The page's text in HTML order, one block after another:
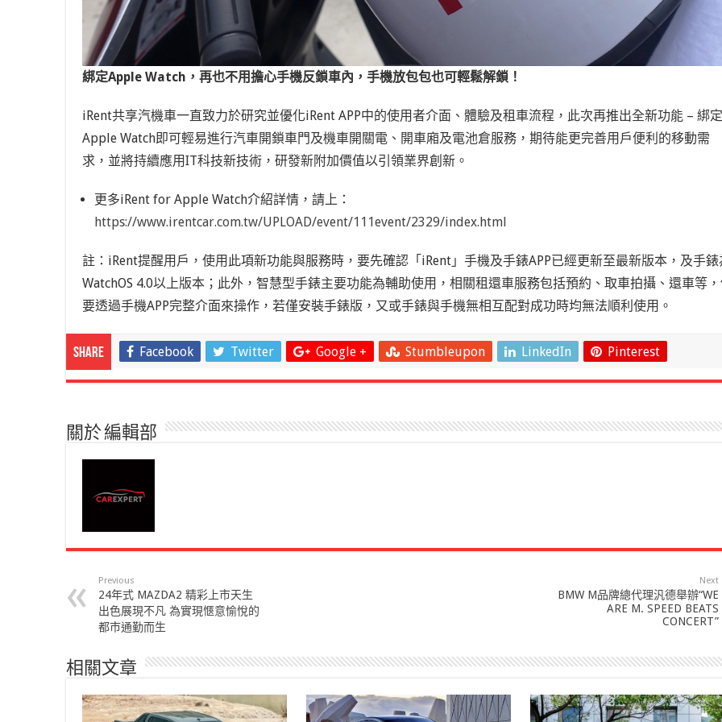
綁定Apple Watch，再也不用擔心手機反鎖車內，手機放包包也可輕鬆解鎖！
iRent共享汽機車一直致力於研究並優化iRent APP中的使用者介面、體驗及租車流程，此次再推出全新功能 – 綁定
Apple Watch即可輕易進行汽車開鎖車門及機車開關電、開車廂及電池倉服務，期待能更完善用戶便利的移動需
求，並將持續應用IT科技新技術，研發新附加價值以引領業界創新。
更多iRent for Apple Watch介紹詳情，請上：
https://www.irentcar.com.tw/UPLOAD/event/111event/2329/index.html
註：iRent提醒用戶，使用此項新功能與服務時，要先確認「iRent」手機及手錶APP已經更新至最新版本，及手錶
WatchOS 4.0以上版本；此外，智慧型手錶主要功能為輔助使用，相關租還車服務包括預約、取車拍攝、還車等
要透過手機APP完整介面來操作，若僅安裝手錶版，又或手錶與手機無相互配對成功時均無法順利使用。
Share Facebook Twitter Google + Stumbleupon LinkedIn Pinterest
關於 編輯部
Previous
24年式 MAZDA2 精彩上市天生
出色展現不凡 為實現愜意愉悅的
都市通勤而生
Next
BMW M品牌總代理汎德舉辦“WE
ARE M. SPEED BEATS
CONCERT”
相關文章